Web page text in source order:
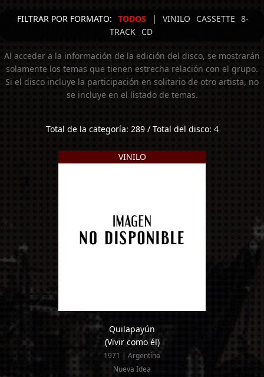
FILTRAR POR FORMATO: TODOS | VINILO CASSETTE 8-
TRACK CD
Al acceder a la información de la edición del disco, se mostrarán
solamente los temas que tienen estrecha relación con el grupo.
Si el disco incluye la participación en solitario de otro artista, no
se incluye en el listado de temas.
Total de la categoría: 289 / Total del disco: 4
VINILO
Quilapayún
(Vivir como él)
1971 | Argentina
Nueva Idea